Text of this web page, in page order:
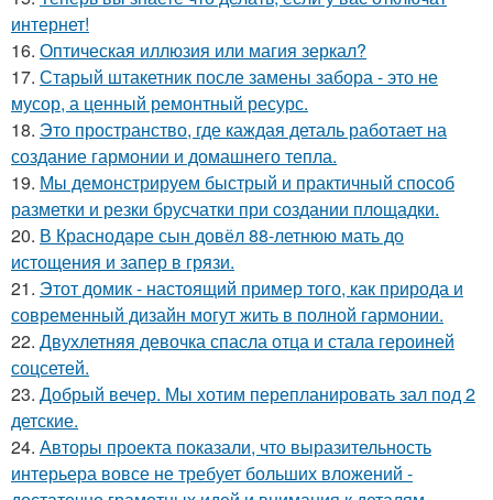
интернет!
16. Оптическая иллюзия или магия зеркал?
17. Старый штакетник после замены забора - это не
мусор, а ценный ремонтный ресурс.
18. Это пространство, где каждая деталь работает на
создание гармонии и домашнего тепла.
19. Мы демонстрируем быстрый и практичный способ
разметки и резки брусчатки при создании площадки.
20. В Краснодаре сын довёл 88-летнюю мать до
истощения и запер в грязи.
21. Этот домик - настоящий пример того, как природа и
современный дизайн могут жить в полной гармонии.
22. Двухлетняя девочка спасла отца и стала героиней
соцсетей.
23. Добрый вечер. Мы хотим перепланировать зал под 2
детские.
24. Авторы проекта показали, что выразительность
интерьера вовсе не требует больших вложений -